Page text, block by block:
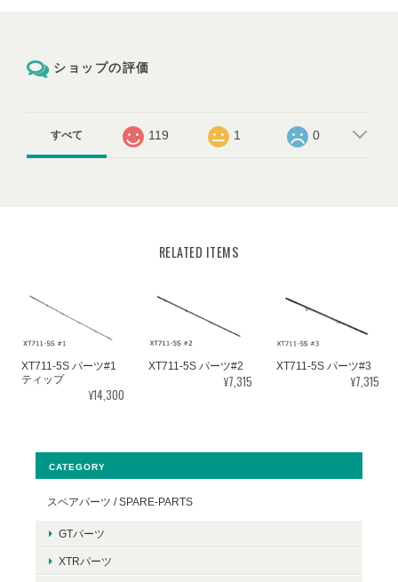
ショップの評価
すべて 119 1 0
RELATED ITEMS
XT711-5S パーツ#1
ティップ
¥14,300
XT711-5S パーツ#2
¥7,315
XT711-5S パーツ#3
¥7,315
CATEGORY
スペアパーツ / SPARE-PARTS
GTパーツ
XTRパーツ